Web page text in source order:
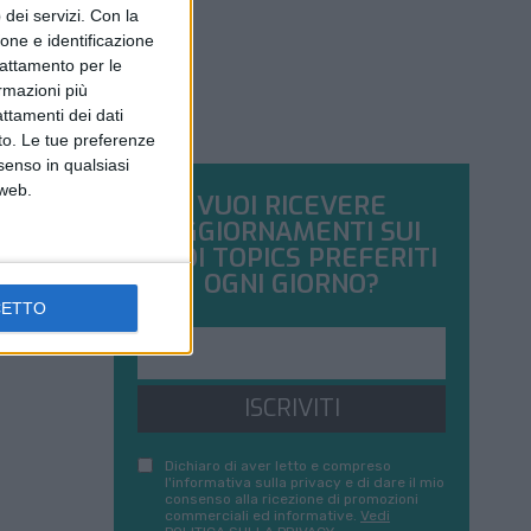
servizi. Con la
e identificazione
per le
più
dei dati
Le tue preferenze
in qualsiasi
VUOI RICEVERE
AGGIORNAMENTI SUI
TUOI TOPICS PREFERITI
OGNI GIORNO?
ISCRIVITI
Dichiaro di aver letto e compreso
l'informativa sulla privacy e di dare il mio
consenso alla ricezione di promozioni
commerciali ed informative. Vedi